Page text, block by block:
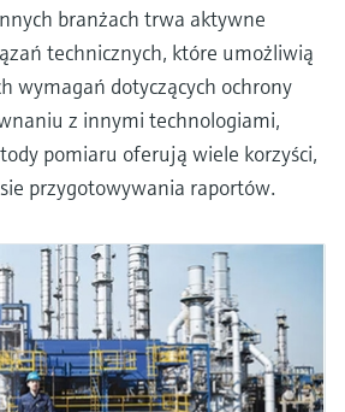
branżach trwa aktywne
technicznych, które umożliwią
wymagań dotyczących ochrony
z innymi technologiami,
pomiaru oferują wiele korzyści,
przygotowywania raportów.